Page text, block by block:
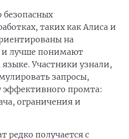
безопасных
таких как Алиса и
на
и лучше понимают
языке. Участники узнали,
запросы,
эффективного промта:
ограничения и
редко получается с